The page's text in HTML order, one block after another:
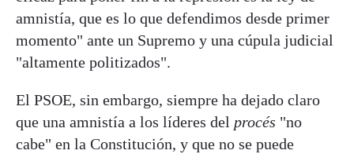
amnistía, que es lo que defendimos desde primer
momento" ante un Supremo y una cúpula judicial
"altamente politizados".
El PSOE, sin embargo, siempre ha dejado claro
que una amnistía a los líderes del procés "no
cabe" en la Constitución, y que no se puede